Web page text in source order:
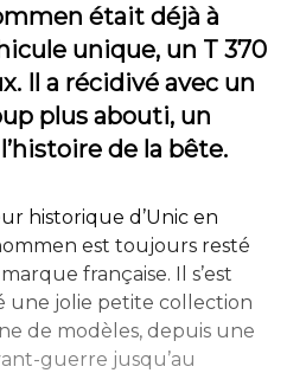
était déjà à
unique, un T 370
Il a récidivé avec un
plus abouti, un
de la bête.
historique d’Unic en
est toujours resté
française. Il s’est
une jolie petite collection
de modèles, depuis une
guerre jusqu’au